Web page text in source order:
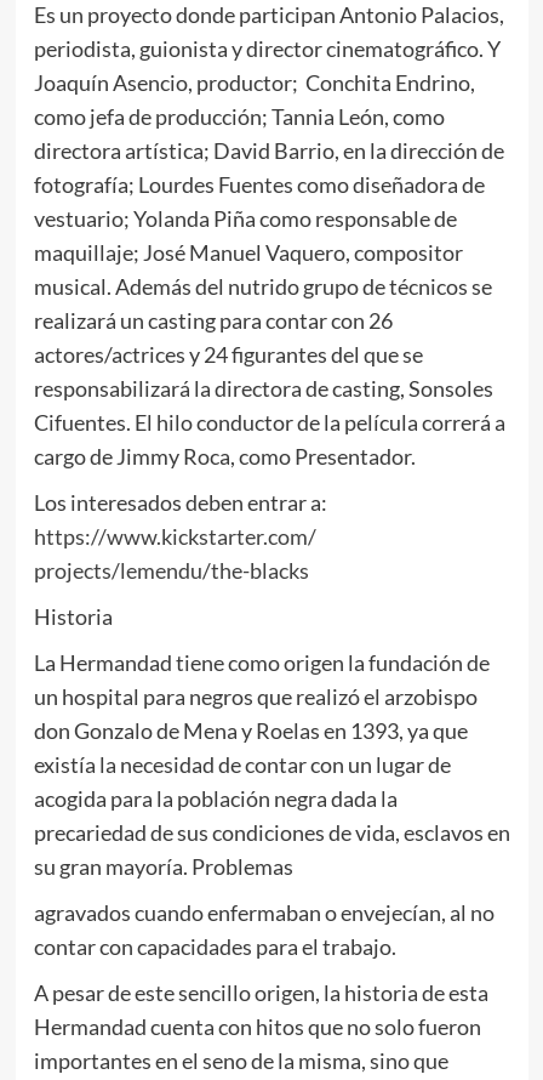
Es un proyecto donde participan Antonio Palacios,
periodista, guionista y director cinematográfico. Y
Joaquín Asencio, productor; Conchita Endrino,
como jefa de producción; Tannia León, como
directora artística; David Barrio, en la dirección de
fotografía; Lourdes Fuentes como diseñadora de
vestuario; Yolanda Piña como responsable de
maquillaje; José Manuel Vaquero, compositor
musical. Además del nutrido grupo de técnicos se
realizará un casting para contar con 26
actores/actrices y 24 figurantes del que se
responsabilizará la directora de casting, Sonsoles
Cifuentes. El hilo conductor de la película correrá a
cargo de Jimmy Roca, como Presentador.
Los interesados deben entrar a:
https://www.kickstarter.com/
projects/lemendu/the-blacks
Historia
La Hermandad tiene como origen la fundación de
un hospital para negros que realizó el arzobispo
don Gonzalo de Mena y Roelas en 1393, ya que
existía la necesidad de contar con un lugar de
acogida para la población negra dada la
precariedad de sus condiciones de vida, esclavos en
su gran mayoría. Problemas
agravados cuando enfermaban o envejecían, al no
contar con capacidades para el trabajo.
A pesar de este sencillo origen, la historia de esta
Hermandad cuenta con hitos que no solo fueron
importantes en el seno de la misma, sino que